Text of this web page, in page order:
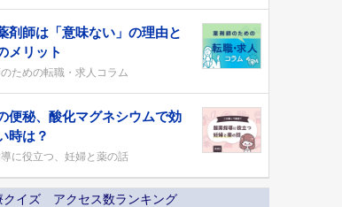
剤師は「意味ない」の理由と
メリット
ための転職・求人コラム
便秘、酸化マグネシウムで効
時は？
に役立つ、妊婦と薬の話
クイズ アクセス数ランキング